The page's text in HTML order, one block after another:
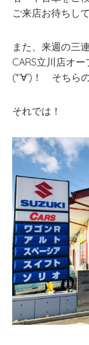
ご来店お待ちし
また、来週の三
CARS立川店オ
(*‘∀‘)！ そちら
それでは！